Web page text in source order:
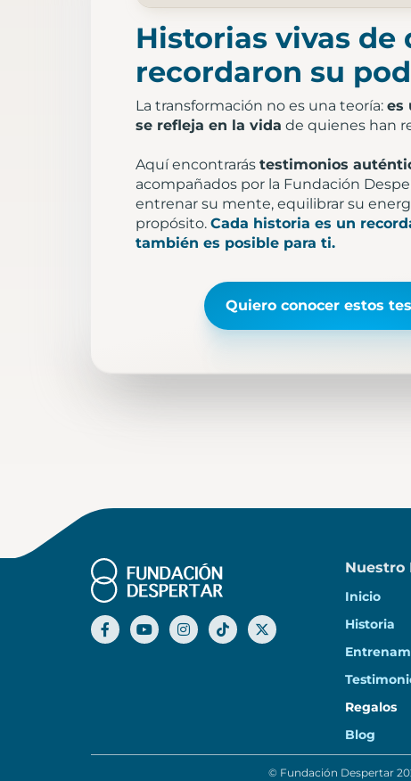
Historias vivas de
recordaron su
La transformación no es una teoría: es
se refleja en la vida de quienes han
Aquí encontrarás testimonios
acompañados por la Fundación
entrenar su mente, equilibrar su
propósito. Cada historia es un
también es posible para ti.
Quiero conocer estos
Nuestro
Inicio
Historia
Regalos
Blog
© Fundación Despertar